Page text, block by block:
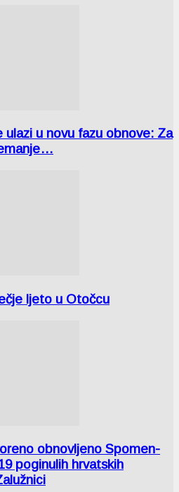
ulazi u novu fazu obnove: Za
ljeto u Otočcu
obnovljeno Spomen-
poginulih hrvatskih